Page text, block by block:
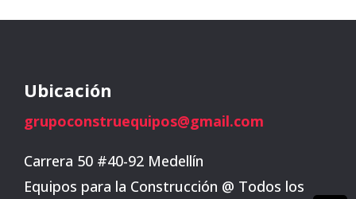
Ubicación
grupoconstruequipos@gmail.com
Carrera 50 #40-92 Medellín
Equipos para la Construcción @ Todos los